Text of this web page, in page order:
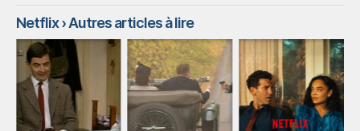
Netflix› Autres articles à lire